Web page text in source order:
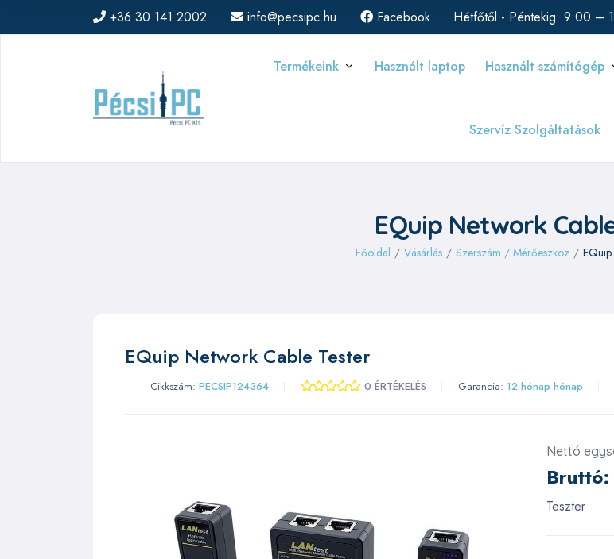
+36 30 141 2002 info@pecsipc.hu Facebook Hétfőtől - Péntekig: 9:00 –
Termékeink Használt laptop Használt számítógép
Szervíz Szolgáltatások
EQuip Network
Főoldal / Vásárlás / Szerszám / Mérőeszköz /
EQuip Network Cable Tester
Cikkszám: PECSIP124364 0 ÉRTÉKELÉS Garancia: 12 hónap hónap
Nettó
Bruttó:
Teszter